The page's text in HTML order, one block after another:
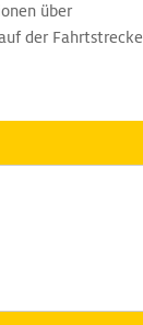
über
der Fahrtstrecke